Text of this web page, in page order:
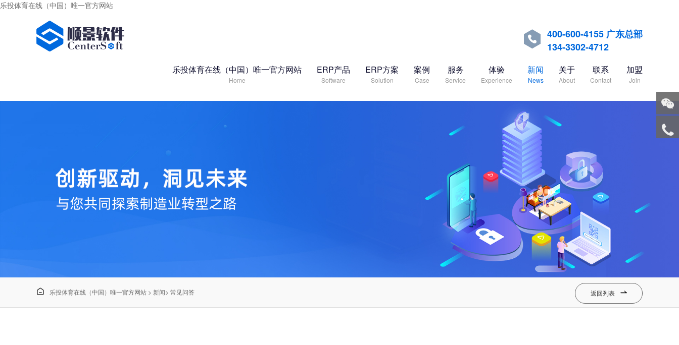
乐投体育在线（中国）唯一官方网站

400-600-4155 广东总部
134-3302-4712
乐投体育在线（中国）唯一官方网站
Home
ERP产品
Software
ERP方案
Solution
案例
Case
服务
Service
体验
Experience
新闻
News
关于
About
联系
Contact
加盟
Join
 乐投体育在线（中国）唯一官方网站 > 新闻> 常见问答 返回列表 
微信